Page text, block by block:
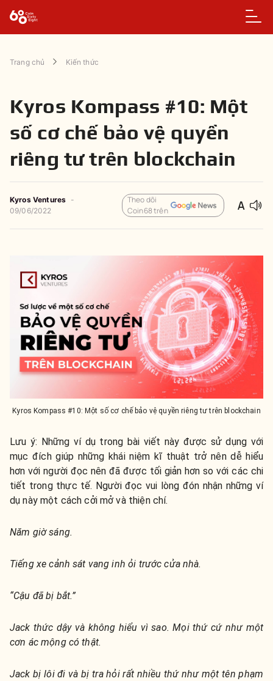
Trang chủ Kiến thức
Kyros Kompass #10: Một
số cơ chế bảo vệ quyền
riêng tư trên blockchain
Kyros Ventures -
09/06/2022
Theo dõi
Coin68 trên
Kyros Kompass #10: Một số cơ chế bảo vệ quyền riêng tư trên blockchain
Lưu ý: Những ví dụ trong bài viết này được sử dụng với
mục đích giúp những khái niệm kĩ thuật trở nên dễ hiểu
hơn với người đọc nên đã được tối giản hơn so với các chi
tiết trong thực tế. Người đọc vui lòng đón nhận những ví
dụ này một cách cởi mở và thiện chí.
Năm giờ sáng.
Tiếng xe cảnh sát vang inh ỏi trước cửa nhà.
“Cậu đã bị bắt.”
Jack thức dậy và không hiểu vì sao. Mọi thứ cứ như một
cơn ác mộng có thật.
Jack bị lôi đi và bị tra hỏi rất nhiều thứ như một tên phạm